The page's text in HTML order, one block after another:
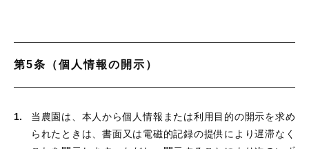
第5条（個人情報の開示）
当農園は、本人から個人情報または利用目的の開示を求め
られたときは、書面又は電磁的記録の提供により遅滞なく